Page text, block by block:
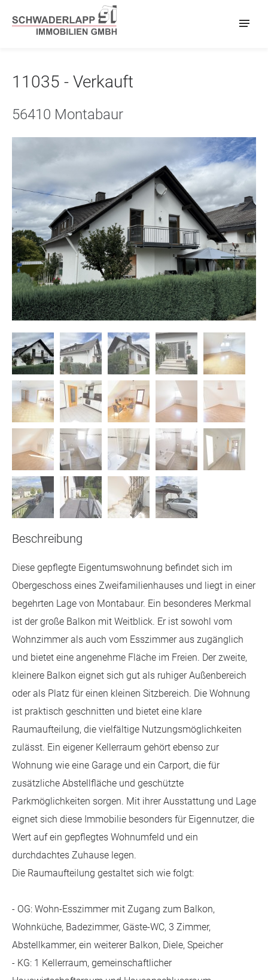
11035 - Verkauft
56410 Montabaur
Beschreibung
Diese gepflegte Eigentumswohnung befindet sich im
Obergeschoss eines Zweifamilienhauses und liegt in einer
begehrten Lage von Montabaur. Ein besonderes Merkmal
ist der große Balkon mit Weitblick. Er ist sowohl vom
Wohnzimmer als auch vom Esszimmer aus zugänglich
und bietet eine angenehme Fläche im Freien. Der zweite,
kleinere Balkon eignet sich gut als ruhiger Außenbereich
oder als Platz für einen kleinen Sitzbereich. Die Wohnung
ist praktisch geschnitten und bietet eine klare
Raumaufteilung, die vielfältige Nutzungsmöglichkeiten
zulässt. Ein eigener Kellerraum gehört ebenso zur
Wohnung wie eine Garage und ein Carport, die für
zusätzliche Abstellfläche und geschützte
Parkmöglichkeiten sorgen. Mit ihrer Ausstattung und Lage
eignet sich diese Immobilie besonders für Eigennutzer, die
Wert auf ein gepflegtes Wohnumfeld und ein
durchdachtes Zuhause legen.
Die Raumaufteilung gestaltet sich wie folgt:
- OG: Wohn-Esszimmer mit Zugang zum Balkon,
Wohnküche, Badezimmer, Gäste-WC, 3 Zimmer,
Abstellkammer, ein weiterer Balkon, Diele, Speicher
- KG: 1 Kellerraum, gemeinschaftlicher